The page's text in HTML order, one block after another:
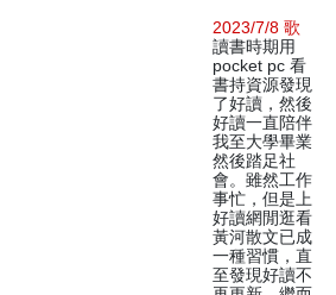
2023/7/8 歌
讀書時期用
pocket pc 看
書持資源發現
了好讀，然後
好讀一直陪伴
我至大學畢業
然後踏足社
會。雖然工作
事忙，但是上
好讀網閒逛看
黃河散文已成
一種習慣，直
至發現好讀不